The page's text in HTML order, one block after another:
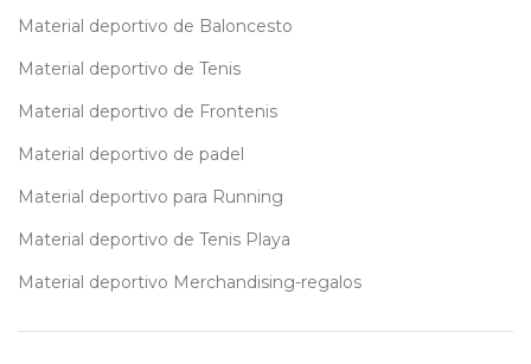
Material deportivo de Baloncesto
Material deportivo de Tenis
Material deportivo de Frontenis
Material deportivo de padel
Material deportivo para Running
Material deportivo de Tenis Playa
Material deportivo Merchandising-regalos